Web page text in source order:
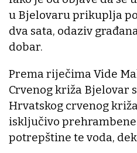
u Bjelovaru prikuplja
dva sata, odaziv
dobar.
Prema riječima Vide
Crvenog križa Bjelovar
Hrvatskog crvenog
isključivo
potrepštine te voda,